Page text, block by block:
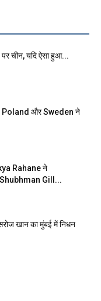
चीन, यदि ऐसा हुआ...
और Sweden ने
Rahane ने
Gill...
खान का मुंबई में निधन